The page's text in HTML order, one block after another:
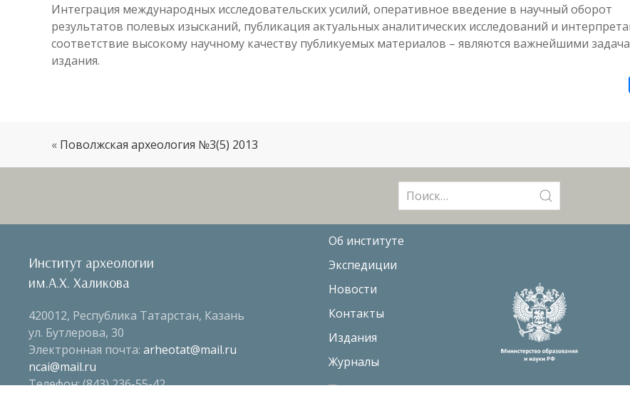
Интеграция международных исследовательских усилий, оперативное введение в научный оборот
результатов полевых изысканий, публикация актуальных аналитических исследований и
соответствие высокому научному качеству публикуемых материалов – являются важнейшими
издания.
« Поволжская археология №3(5) 2013
Институт археологии
им.А.Х. Халикова
420012, Республика Татарстан, Казань
ул. Бутлерова, 30
Электронная почта: arheotat@mail.ru
ncai@mail.ru
Телефон: (843) 236-55-42
Об институте
Экспедиции
Новости
Контакты
Издания
Журналы